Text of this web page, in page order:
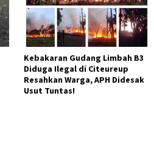
Kebakaran Gudang Limbah B3
Diduga Ilegal di Citeureup
Resahkan Warga, APH Didesak
Usut Tuntas!